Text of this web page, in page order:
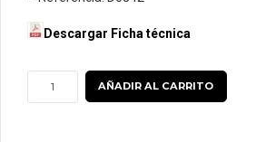
Descargar Ficha técnica
Zapata
a
AÑADIR AL CARRITO